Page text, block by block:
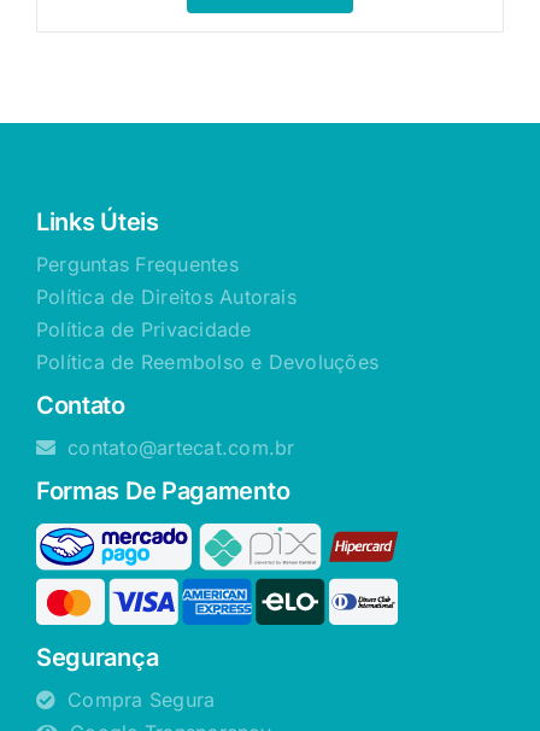
era:
é:
Links Úteis
Perguntas Frequentes
Política de Direitos Autorais
Política de Privacidade
Política de Reembolso e Devoluções
Contato
contato@artecat.com.br
Formas De Pagamento
Segurança
Compra Segura